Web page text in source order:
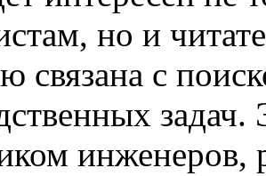
но и
связана с
инженеров,